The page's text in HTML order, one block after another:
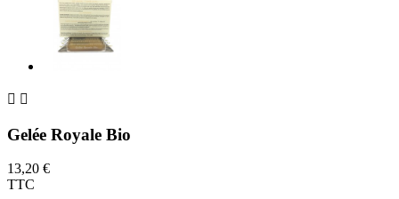
 
Gelée Royale Bio
13,20 €
TTC